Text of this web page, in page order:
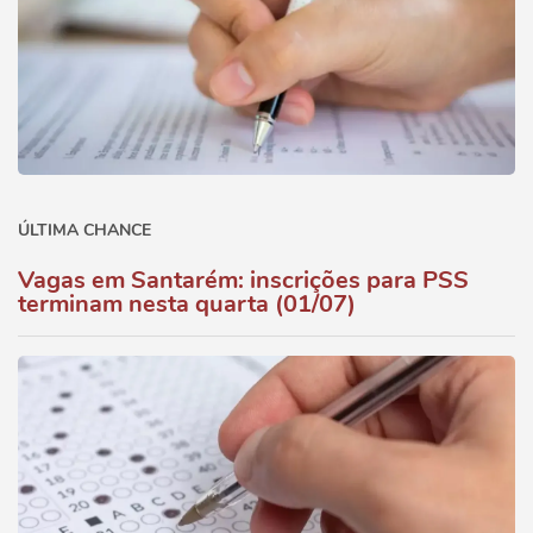
ÚLTIMA CHANCE
Vagas em Santarém: inscrições para PSS
terminam nesta quarta (01/07)